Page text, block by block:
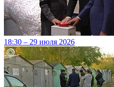
18:30 – 29 июля 2026